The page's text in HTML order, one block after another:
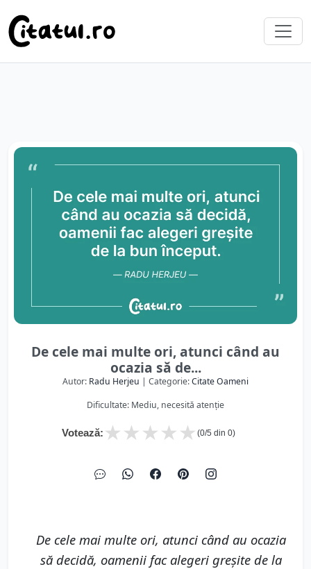
De cele mai multe ori, atunci când au
ocazia să de...
Autor: Radu Herjeu | Categorie:Citate Oameni
Dificultate: Mediu, necesită atenție
Votează: ★
★
★
★
★ (0/5 din 0)
De cele mai multe ori, atunci când au ocazia
să decidă, oamenii fac alegeri greșite de la